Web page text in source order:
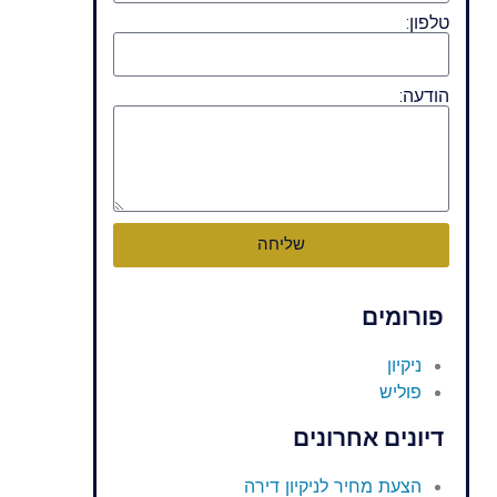
טלפון:
הודעה:
שליחה
פורומים
ניקיון
פוליש
דיונים אחרונים
הצעת מחיר לניקיון דירה